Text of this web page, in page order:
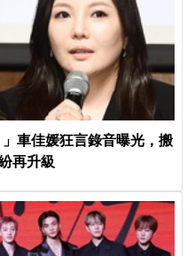
車佳媛狂言錄音曝光，搬
再升級